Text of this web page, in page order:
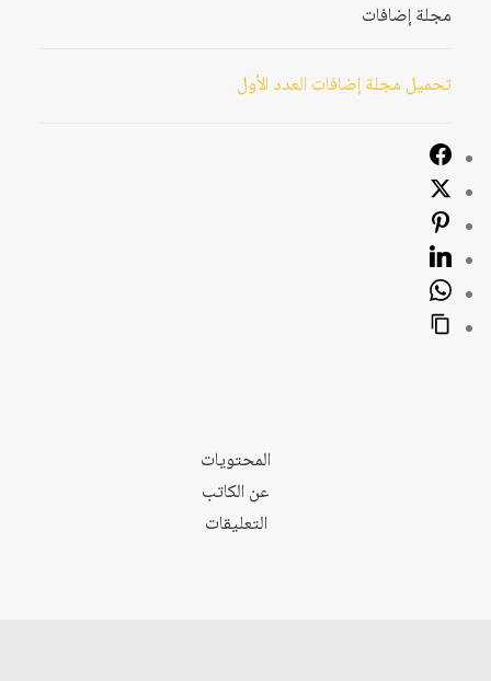
مجلة إضافات
تحميل مجلة إضافات العدد الأول
المحتويات
عن الكاتب
التعليقات